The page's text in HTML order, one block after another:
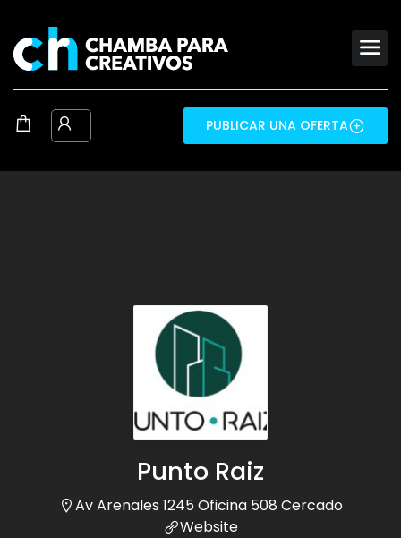
PUBLICAR UNA OFERTA
Punto Raiz
Av Arenales 1245 Oficina 508 Cercado
Website